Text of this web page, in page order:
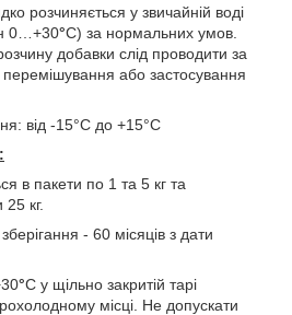
розчиняється у звичайній воді
0…+30°С) за нормальних умов.
добавки слід проводити за
або застосування
від -15°С до +15°С
в пакети по 1 та 5 кг та
25 кг.
- 60 місяців з дати
°С у щільно закритій тарі
місці. Не допускати